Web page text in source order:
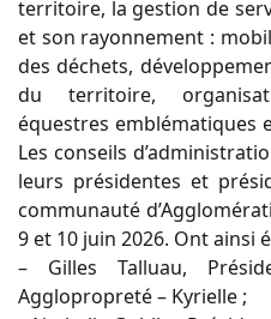
territoire, la gestion de
et son rayonnement :
des déchets,
du territoire,
équestres emblématiques
Les conseils
leurs présidentes et
communauté
9 et 10 juin 2026. Ont ainsi
– Gilles Talluau,
Agglopropreté – Kyrielle ;